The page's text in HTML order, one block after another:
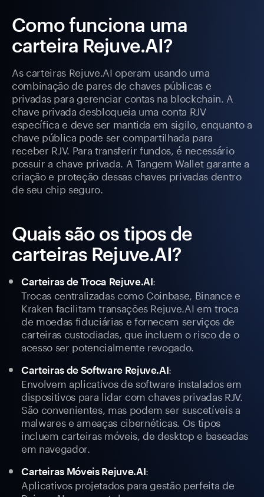
Como funciona uma
carteira Rejuve.AI?
As carteiras Rejuve.AI operam usando uma
combinação de pares de chaves públicas e
privadas para gerenciar contas na blockchain. A
chave privada desbloqueia uma conta RJV
específica e deve ser mantida em sigilo, enquanto a
chave pública pode ser compartilhada para
receber RJV. Para transferir fundos, é necessário
possuir a chave privada. A Tangem Wallet garante a
criação e proteção dessas chaves privadas dentro
de seu chip seguro.
Quais são os tipos de
carteiras Rejuve.AI?
Carteiras de Troca Rejuve.AI:
Trocas centralizadas como Coinbase, Binance e
Kraken facilitam transações Rejuve.AI em troca
de moedas fiduciárias e fornecem serviços de
carteiras custodiadas, que incluem o risco de o
acesso ser potencialmente revogado.
Carteiras de Software Rejuve.AI:
Envolvem aplicativos de software instalados em
dispositivos para lidar com chaves privadas RJV.
São convenientes, mas podem ser suscetíveis a
malwares e ameaças cibernéticas. Os tipos
incluem carteiras móveis, de desktop e baseadas
em navegador.
Carteiras Móveis Rejuve.AI:
Aplicativos projetados para gestão perfeita de